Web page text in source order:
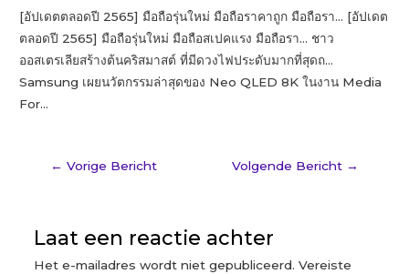
[อัปเดตตลอดปี 2565] มือถือรุ่นใหม่ มือถือราคาถูก มือถือรา… [อัปเดต
ตลอดปี 2565] มือถือรุ่นใหม่ มือถือสเปคแรง มือถือรา… ชาว
ออสเตรเลียสร้างต้นคริสมาสต์ ที่มีดวงไฟประดับมากที่สุดถ…
Samsung ​เผยนวัตกรรมล่าสุดของ Neo QLED 8K ในงาน Media
For…
← Vorige Bericht Volgende Bericht →
Laat een reactie achter
Het e-mailadres wordt niet gepubliceerd. Vereiste